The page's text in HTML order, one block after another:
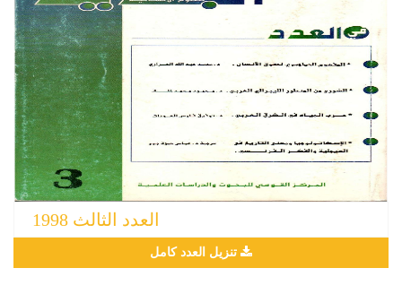
العدد الثالث 1998
تنزيل العدد كامل